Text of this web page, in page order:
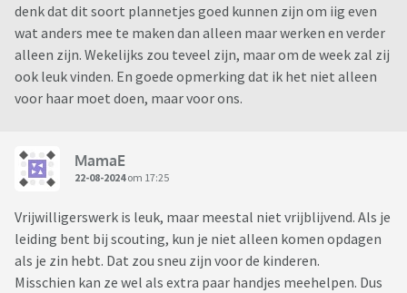
denk dat dit soort plannetjes goed kunnen zijn om iig even
wat anders mee te maken dan alleen maar werken en verder
alleen zijn. Wekelijks zou teveel zijn, maar om de week zal zij
ook leuk vinden. En goede opmerking dat ik het niet alleen
voor haar moet doen, maar voor ons.
MamaE
22-08-2024om 17:25
Vrijwilligerswerk is leuk, maar meestal niet vrijblijvend. Als je
leiding bent bij scouting, kun je niet alleen komen opdagen
als je zin hebt. Dat zou sneu zijn voor de kinderen.
Misschien kan ze wel als extra paar handjes meehelpen. Dus